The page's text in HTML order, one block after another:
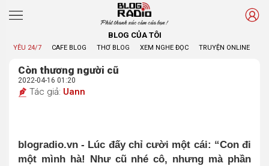
Phát thanh xúc cảm của bạn !
BLOG CỦA TÔI
YÊU 24/7 CAFE BLOG THƠ BLOG XEM NGHE ĐỌC TRUYỆN ONLINE
Còn thương người cũ
2022-04-16 01:20
Tác giả: Uann
blogradio.vn - Lúc đấy chỉ cười một cái: “Con đi
một mình hà! Như cũ nhé cô, nhưng mà phần